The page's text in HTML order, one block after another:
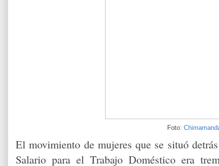
Foto:
El movimiento de mujeres que se situó
Salario para el Trabajo Doméstico era